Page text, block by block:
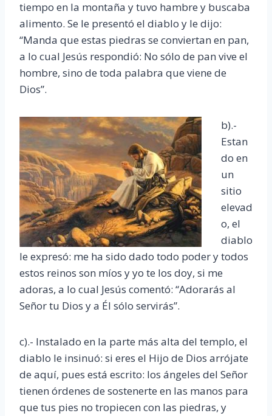
tiempo en la montaña y tuvo hambre y buscaba
alimento. Se le presentó el diablo y le dijo:
“Manda que estas piedras se conviertan en pan,
a lo cual Jesús respondió: No sólo de pan vive el
hombre, sino de toda palabra que viene de
Dios”.
b).-
Estan
do en
un
sitio
elevad
o, el
diablo
le expresó: me ha sido dado todo poder y todos
estos reinos son míos y yo te los doy, si me
adoras, a lo cual Jesús comentó: “Adorarás al
Señor tu Dios y a Él sólo servirás”.
c).- Instalado en la parte más alta del templo, el
diablo le insinuó: si eres el Hijo de Dios arrójate
de aquí, pues está escrito: los ángeles del Señor
tienen órdenes de sostenerte en las manos para
que tus pies no tropiecen con las piedras, y